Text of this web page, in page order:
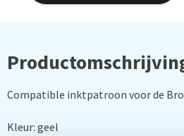
Compatible inktpatroon voor de
Kleur: geel